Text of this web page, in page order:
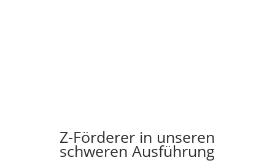
Z-Förderer in unseren
schweren Ausführung